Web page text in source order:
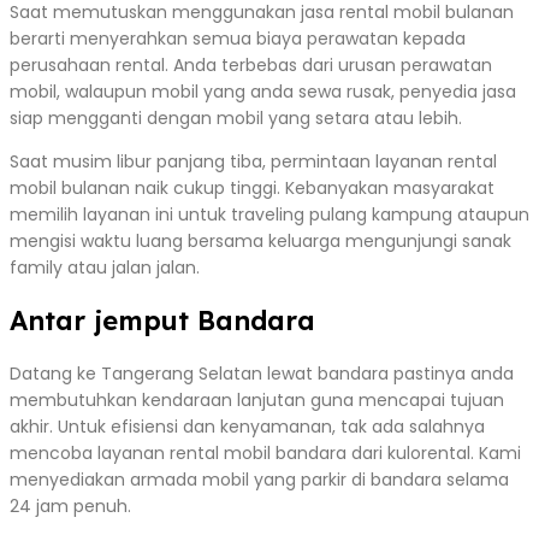
Saat memutuskan menggunakan jasa rental mobil bulanan
berarti menyerahkan semua biaya perawatan kepada
perusahaan rental. Anda terbebas dari urusan perawatan
mobil, walaupun mobil yang anda sewa rusak, penyedia jasa
siap mengganti dengan mobil yang setara atau lebih.
Saat musim libur panjang tiba, permintaan layanan rental
mobil bulanan naik cukup tinggi. Kebanyakan masyarakat
memilih layanan ini untuk traveling pulang kampung ataupun
mengisi waktu luang bersama keluarga mengunjungi sanak
family atau jalan jalan.
Antar jemput Bandara
Datang ke Tangerang Selatan lewat bandara pastinya anda
membutuhkan kendaraan lanjutan guna mencapai tujuan
akhir. Untuk efisiensi dan kenyamanan, tak ada salahnya
mencoba layanan rental mobil bandara dari kulorental. Kami
menyediakan armada mobil yang parkir di bandara selama
24 jam penuh.